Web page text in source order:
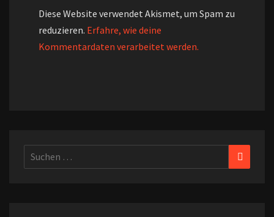
Diese Website verwendet Akismet, um Spam zu
reduzieren. Erfahre, wie deine
Kommentardaten verarbeitet werden.
Suchen
nach:
Suchen